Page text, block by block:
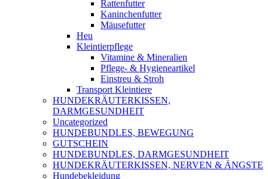
Rattenfutter
Kaninchenfutter
Mäusefutter
Heu
Kleintierpflege
Vitamine & Mineralien
Pflege- & Hygieneartikel
Einstreu & Stroh
Transport Kleintiere
HUNDEKRÄUTERKISSEN,
DARMGESUNDHEIT
Uncategorized
HUNDEBUNDLES, BEWEGUNG
GUTSCHEIN
HUNDEBUNDLES, DARMGESUNDHEIT
HUNDEKRÄUTERKISSEN, NERVEN & ÄNGSTE
Hundebekleidung